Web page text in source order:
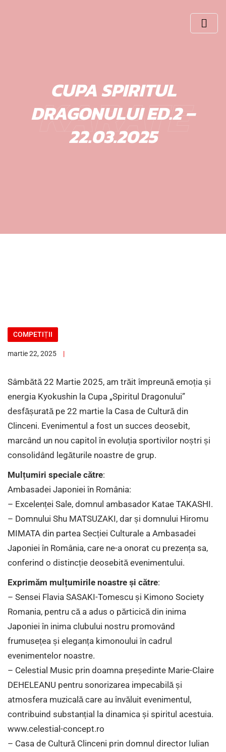
KARATE
CUPA SPIRITUL
DRAGONULUI ED.2 –
22.03.2025
COMPETIȚII
martie 22, 2025
Sâmbătă 22 Martie 2025, am trăit împreună emoția și
energia Kyokushin la Cupa „Spiritul Dragonului”
desfășurată pe 22 martie la Casa de Cultură din
Clinceni. Evenimentul a fost un succes deosebit,
marcând un nou capitol în evoluția sportivilor noștri și
consolidând legăturile noastre de grup.
Mulțumiri speciale către:
Ambasadei Japoniei în România:
– Excelenței Sale, domnul ambasador Katae TAKASHI.
– Domnului Shu MATSUZAKI, dar și domnului Hiromu
MIMATA din partea Secției Culturale a Ambasadei
Japoniei în România, care ne-a onorat cu prezența sa,
conferind o distincție deosebită evenimentului.
Exprimăm mulțumirile noastre și către:
– Sensei Flavia SASAKI-Tomescu și Kimono Society
Romania, pentru că a adus o părticică din inima
Japoniei în inima clubului nostru promovând
frumusețea și eleganța kimonoului în cadrul
evenimentelor noastre.
– Celestial Music prin doamna președinte Marie-Claire
DEHELEANU pentru sonorizarea impecabilă și
atmosfera muzicală care au învăluit evenimentul,
contribuind substanțial la dinamica și spiritul acestuia.
www.celestial-concept.ro
– Casa de Cultură Clinceni prin domnul director Iulian